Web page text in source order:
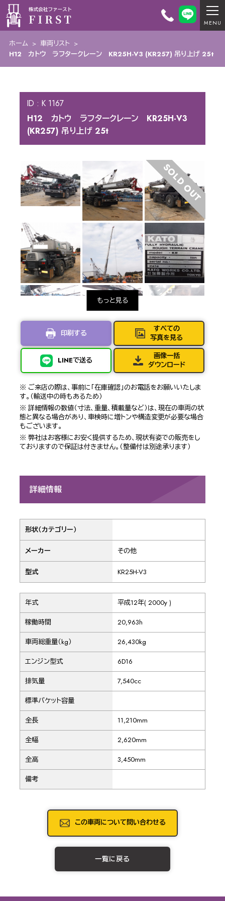
ホーム > 車両リスト >
H12 カトウ ラフタークレーン KR25H-V3 (KR257) 吊り上げ 25t
ID : K 1167
H12 カトウ ラフタークレーン KR25H-V3
(KR257) 吊り上げ 25t
SOLD OUT
印刷する
LINEで送る
すべての
写真を見る
画像一括
ダウンロード
※ ご来店の際は、事前に「在庫確認」のお電話をお願いいたしま
す。（輸送中の時もあるため）
※ 詳細情報の数値（寸法、重量、積載量など）は、現在の車両の状
態と異なる場合があり、車検時に増トンや構造変更が必要な場合
もございます。
※ 弊社はお客様にお安く提供するため、現状有姿での販売をし
ておりますので保証は付きません。（整備付は別途承ります）
詳細情報
形状（カテゴリー）
メーカー その他
型式 KR25H-V3
年式 平成12年( 2000y )
稼働時間 20,963h
車両総重量（kg） 26,430kg
エンジン型式 6D16
排気量 7,540cc
標準バケット容量
全長 11,210mm
全幅 2,620mm
全高 3,450mm
備考
この車両について問い合わせる
一覧に戻る